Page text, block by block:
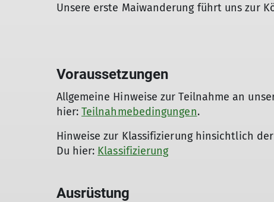
Unsere erste Maiwanderung führt uns zur
Voraussetzungen
Allgemeine Hinweise zur Teilnahme an
hier: Teilnahmebedingungen.
Hinweise zur Klassifizierung hinsichtlich
Du hier: Klassifizierung
Ausrüstung